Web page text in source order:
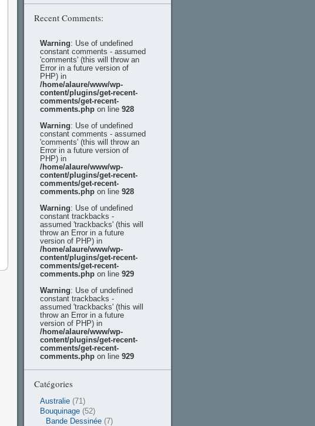
Recent Comments:
Warning: Use of undefined
constant comments - assumed
'comments' (this will throw an
Error in a future version of
PHP) in
/home/alaure/www/wp-
content/plugins/get-recent-
comments/get-recent-
comments.php on line 928
Warning: Use of undefined
constant comments - assumed
'comments' (this will throw an
Error in a future version of
PHP) in
/home/alaure/www/wp-
content/plugins/get-recent-
comments/get-recent-
comments.php on line 928
Warning: Use of undefined
constant trackbacks -
assumed 'trackbacks' (this will
throw an Error in a future
version of PHP) in
/home/alaure/www/wp-
content/plugins/get-recent-
comments/get-recent-
comments.php on line 929
Warning: Use of undefined
constant trackbacks -
assumed 'trackbacks' (this will
throw an Error in a future
version of PHP) in
/home/alaure/www/wp-
content/plugins/get-recent-
comments/get-recent-
comments.php on line 929
Catégories
Australie (71)
Bouquinage (52)
Bande Dessinée (7)